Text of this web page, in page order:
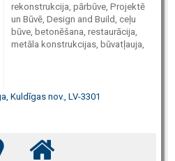
rekonstrukcija, pārbūve, Projektē
un Būvē, Design and Build, ceļu
būve, betonēšana, restaurācija,
metāla konstrukcijas, būvatļauja,
Kuldīgas nov., LV-3301